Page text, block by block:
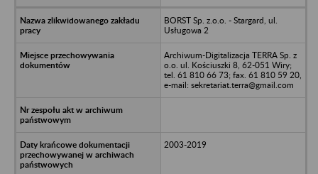
BORST Sp. z.o.o. - Stargard, ul.
Usługowa 2
Archiwum-Digitalizacja TERRA Sp. z
o.o. ul. Kościuszki 8, 62-051 Wiry;
tel. 61 810 66 73; fax. 61 810 59 20,
e-mail: sekretariat.terra@gmail.com
2003-2019